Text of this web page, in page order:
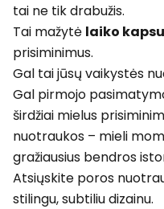
tai ne tik drabužis.
Tai mažytė laiko
prisiminimus.
Gal tai jūsų vaikystės
Gal pirmojo
širdžiai mielus
nuotraukos – mieli
gražiausius bendros
Atsiųskite poros
stilingu, subtiliu dizainu.